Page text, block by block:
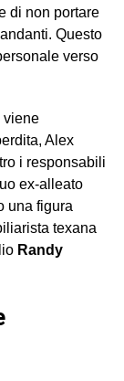
di non portare
Questo
verso
viene
Alex
i responsabili
ex-alleato
una figura
texana
Randy